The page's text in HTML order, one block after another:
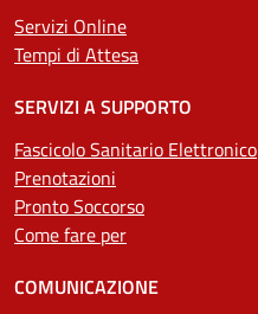
Servizi Online
Tempi di Attesa
SERVIZI A SUPPORTO
Fascicolo Sanitario Elettronico
Prenotazioni
Pronto Soccorso
Come fare per
COMUNICAZIONE